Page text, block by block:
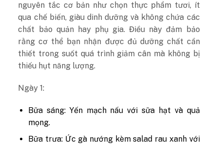
nguyên tắc cơ bản như chọn thực phẩm tươi, ít
qua chế biến, giàu dinh dưỡng và không chứa các
chất bảo quản hay phụ gia. Điều này đảm bảo
rằng cơ thể bạn nhận được đủ dưỡng chất cần
thiết trong suốt quá trình giảm cân mà không bị
thiếu hụt năng lượng.
Ngày 1:
Bữa sáng: Yến mạch nấu với sữa hạt và quả
mọng.
Bữa trưa: Ức gà nướng kèm salad rau xanh với